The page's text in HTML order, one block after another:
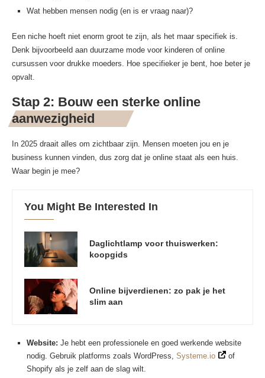
Wat hebben mensen nodig (en is er vraag naar)?
Een niche hoeft niet enorm groot te zijn, als het maar specifiek is.
Denk bijvoorbeeld aan duurzame mode voor kinderen of online
cursussen voor drukke moeders. Hoe specifieker je bent, hoe beter je
opvalt.
Stap 2: Bouw een sterke online
aanwezigheid
In 2025 draait alles om zichtbaar zijn. Mensen moeten jou en je
business kunnen vinden, dus zorg dat je online staat als een huis.
Waar begin je mee?
You Might Be Interested In
Daglichtlamp voor thuiswerken:
koopgids
Online bijverdienen: zo pak je het
slim aan
Website: Je hebt een professionele en goed werkende website
nodig. Gebruik platforms zoals WordPress, Systeme.io
of
Shopify als je zelf aan de slag wilt.